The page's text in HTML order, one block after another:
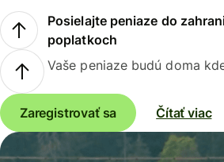
Posielajte peniaze do
poplatkoch
Vaše peniaze budú doma
Zaregistrovať sa Čítať viac